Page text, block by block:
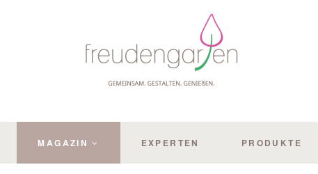
MAGAZIN EXPERTEN PRODUKTE